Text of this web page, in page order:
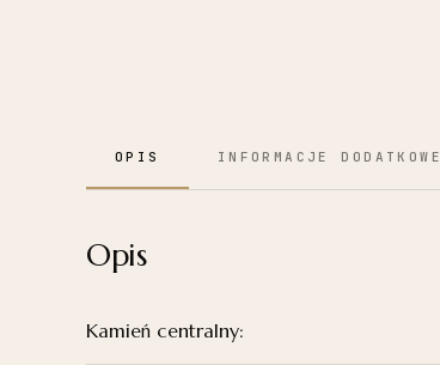
OPIS INFORMACJE DODATKOWE
Opis
Kamień centralny: